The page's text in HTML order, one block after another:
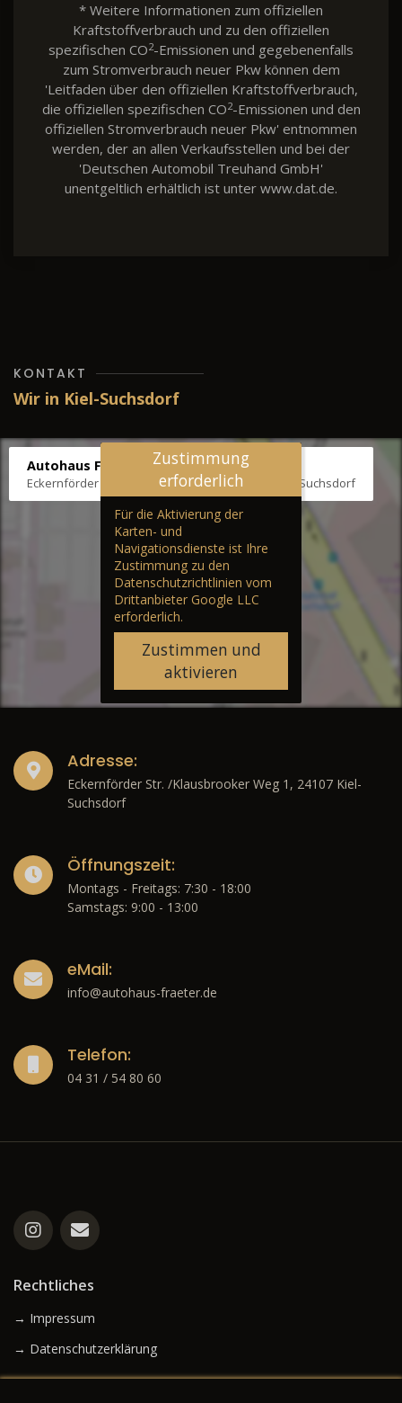
* Weitere Informationen zum offiziellen
Kraftstoffverbrauch und zu den offiziellen
spezifischen CO2-Emissionen und gegebenenfalls
zum Stromverbrauch neuer Pkw können dem
'Leitfaden über den offiziellen Kraftstoffverbrauch,
die offiziellen spezifischen CO2-Emissionen und den
offiziellen Stromverbrauch neuer Pkw' entnommen
werden, der an allen Verkaufsstellen und bei der
'Deutschen Automobil Treuhand GmbH'
unentgeltlich erhältlich ist unter www.dat.de.
KONTAKT
Wir in Kiel-Suchsdorf
Autohaus Fräter
Eckernförder Str. /Klausbrooker Weg 1, 24107 Kiel-Suchsdorf
Zustimmung
erforderlich
Für die Aktivierung der
Karten- und
Navigationsdienste ist Ihre
Zustimmung zu den
Datenschutzrichtlinien vom
Drittanbieter Google LLC
erforderlich.
Zustimmen und
aktivieren
Adresse:
Eckernförder Str. /Klausbrooker Weg 1, 24107 Kiel-
Suchsdorf
Öffnungszeit:
Montags - Freitags: 7:30 - 18:00
Samstags: 9:00 - 13:00
eMail:
info@autohaus-fraeter.de
Telefon:
04 31 / 54 80 60
Rechtliches
→ Impressum
→ Datenschutzerklärung